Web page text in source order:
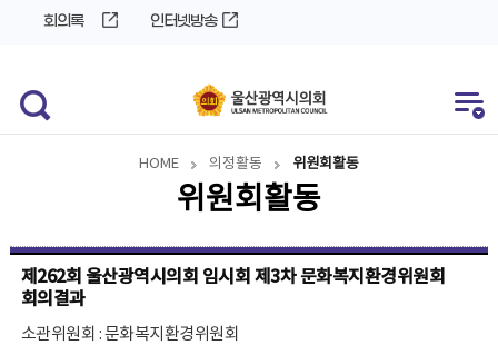
회의록 인터넷방송
HOME 의정활동 위원회활동
위원회활동
제262회 울산광역시의회 임시회 제3차 문화복지환경위원회
회의결과
소관위원회 : 문화복지환경위원회